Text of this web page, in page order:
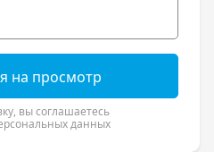
на просмотр
вы соглашаетесь
данных